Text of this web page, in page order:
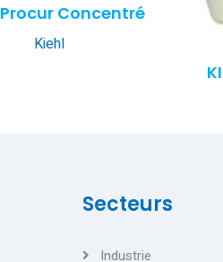
Procur Concentré
Kiehl
Secteurs
Industrie